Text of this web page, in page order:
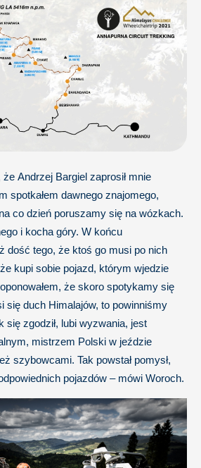
że Andrzej Bargiel zaprosił mnie
spotkałem dawnego znajomego,
co dzień poruszamy się na wózkach.
i kocha góry. W końcu
dość tego, że ktoś go musi po nich
kupi sobie pojazd, którym wjedzie
że skoro spotykamy się
się duch Himalajów, to powinniśmy
się zgodził, lubi wyzwania, jest
mistrzem Polski w jeździe
szybowcami. Tak powstał pomysł,
pojazdów – mówi Woroch.